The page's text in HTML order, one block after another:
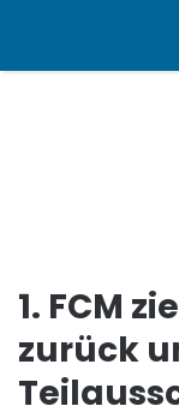
1. FCM
zurück